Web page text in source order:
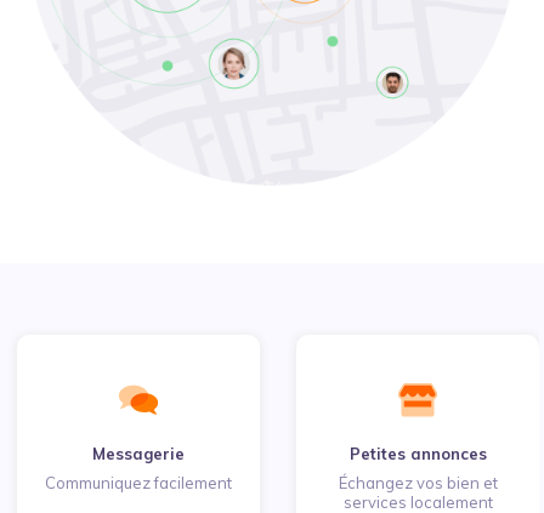
Messagerie
Communiquez facilement
Petites annonces
Échangez vos bien et
services localement